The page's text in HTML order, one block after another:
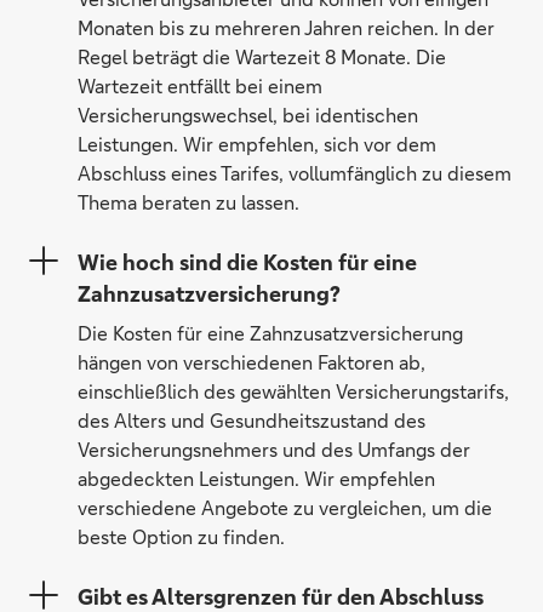
Monaten bis zu mehreren Jahren reichen. In der
Regel beträgt die Wartezeit 8 Monate. Die
Wartezeit entfällt bei einem
Versicherungswechsel, bei identischen
Leistungen. Wir empfehlen, sich vor dem
Abschluss eines Tarifes, vollumfänglich zu diesem
Thema beraten zu lassen.
Wie hoch sind die Kosten für eine
Zahnzusatzversicherung?
Die Kosten für eine Zahnzusatzversicherung
hängen von verschiedenen Faktoren ab,
einschließlich des gewählten Versicherungstarifs,
des Alters und Gesundheitszustand des
Versicherungsnehmers und des Umfangs der
abgedeckten Leistungen. Wir empfehlen
verschiedene Angebote zu vergleichen, um die
beste Option zu finden.
Gibt es Altersgrenzen für den Abschluss